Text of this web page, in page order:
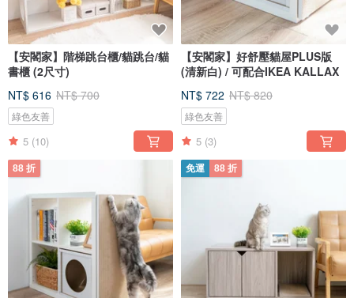
【安閣家】階梯跳台櫃/貓跳台/貓
書櫃 (2尺寸)
NT$ 616 NT$ 700
綠色友善
5 (10)
【安閣家】好舒壓貓屋PLUS版
(清新白) / 可配合IKEA KALLAX
NT$ 722 NT$ 820
綠色友善
5 (3)
88 折 免運 88 折